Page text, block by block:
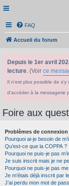
FAQ
Accueil du forum
Depuis le 1er avril
lecture. (Voir ce
Il n'est plus possible de s'y
d'accéder à la messagerie
Foire aux
Problèmes de
Pourquoi ai-je besoin de
Qu’est-ce que la COPPA ?
Pourquoi ne puis-je pas
Je suis inscrit mais je ne
Pourquoi ne puis-je pas
Je m’étais déjà inscrit par
J’ai perdu mon mot de